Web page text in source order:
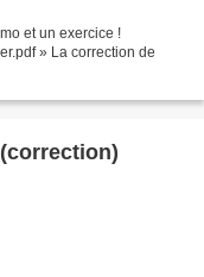
et un exercice !
» La correction de